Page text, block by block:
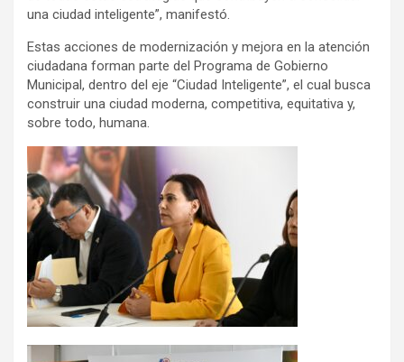
una ciudad inteligente”, manifestó.
Estas acciones de modernización y mejora en la atención
ciudadana forman parte del Programa de Gobierno
Municipal, dentro del eje “Ciudad Inteligente”, el cual busca
construir una ciudad moderna, competitiva, equitativa y,
sobre todo, humana.